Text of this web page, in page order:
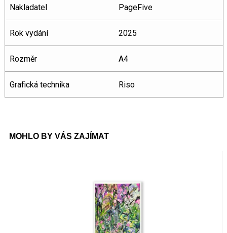
Nakladatel PageFive
Rok vydání 2025
Rozměr A4
Grafická technika Riso
MOHLO BY VÁS ZAJÍMAT